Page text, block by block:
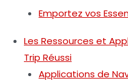
Emportez vos
Les Ressources et
Trip Réussi
Applications de